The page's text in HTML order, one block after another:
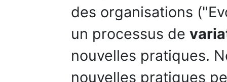
des organisations
un processus de
nouvelles pratiques.
nouvelles pratiques